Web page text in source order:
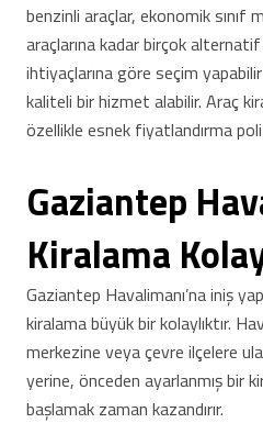
benzinli araçlar, ekonomik sınıf
araçlarına kadar birçok alternatif
ihtiyaçlarına göre seçim
kaliteli bir hizmet alabilir. Araç
özellikle esnek fiyatlandırma
Gaziantep
Kiralama
Gaziantep Havalimanı’na iniş
kiralama büyük bir kolaylıktır.
merkezine veya çevre ilçelere
yerine, önceden ayarlanmış bir
başlamak zaman kazandırır.